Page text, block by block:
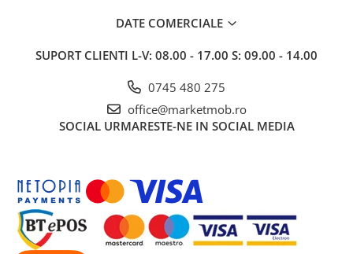
DATE COMERCIALE
SUPORT CLIENTI L-V: 08.00 - 17.00 S: 09.00 - 14.00
0745 480 275
office@marketmob.ro
SOCIAL URMARESTE-NE IN SOCIAL MEDIA